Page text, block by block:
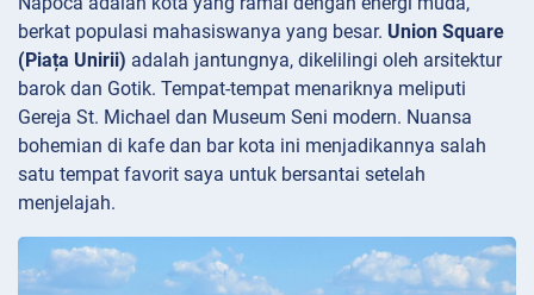
berkat populasi mahasiswanya yang besar. Union Square
(Piața Unirii) adalah jantungnya, dikelilingi oleh arsitektur
barok dan Gotik. Tempat-tempat menariknya meliputi
Gereja St. Michael dan Museum Seni modern. Nuansa
bohemian di kafe dan bar kota ini menjadikannya salah
satu tempat favorit saya untuk bersantai setelah
menjelajah.